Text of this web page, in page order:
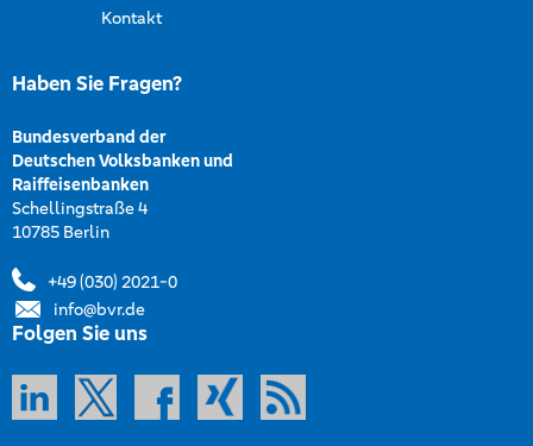
Kontakt
Haben Sie Fragen?
Bundesverband der
Deutschen Volksbanken und
Raiffeisenbanken
Schellingstraße 4
10785 Berlin
+49 (030) 2021-0
info@bvr.de
Folgen Sie uns